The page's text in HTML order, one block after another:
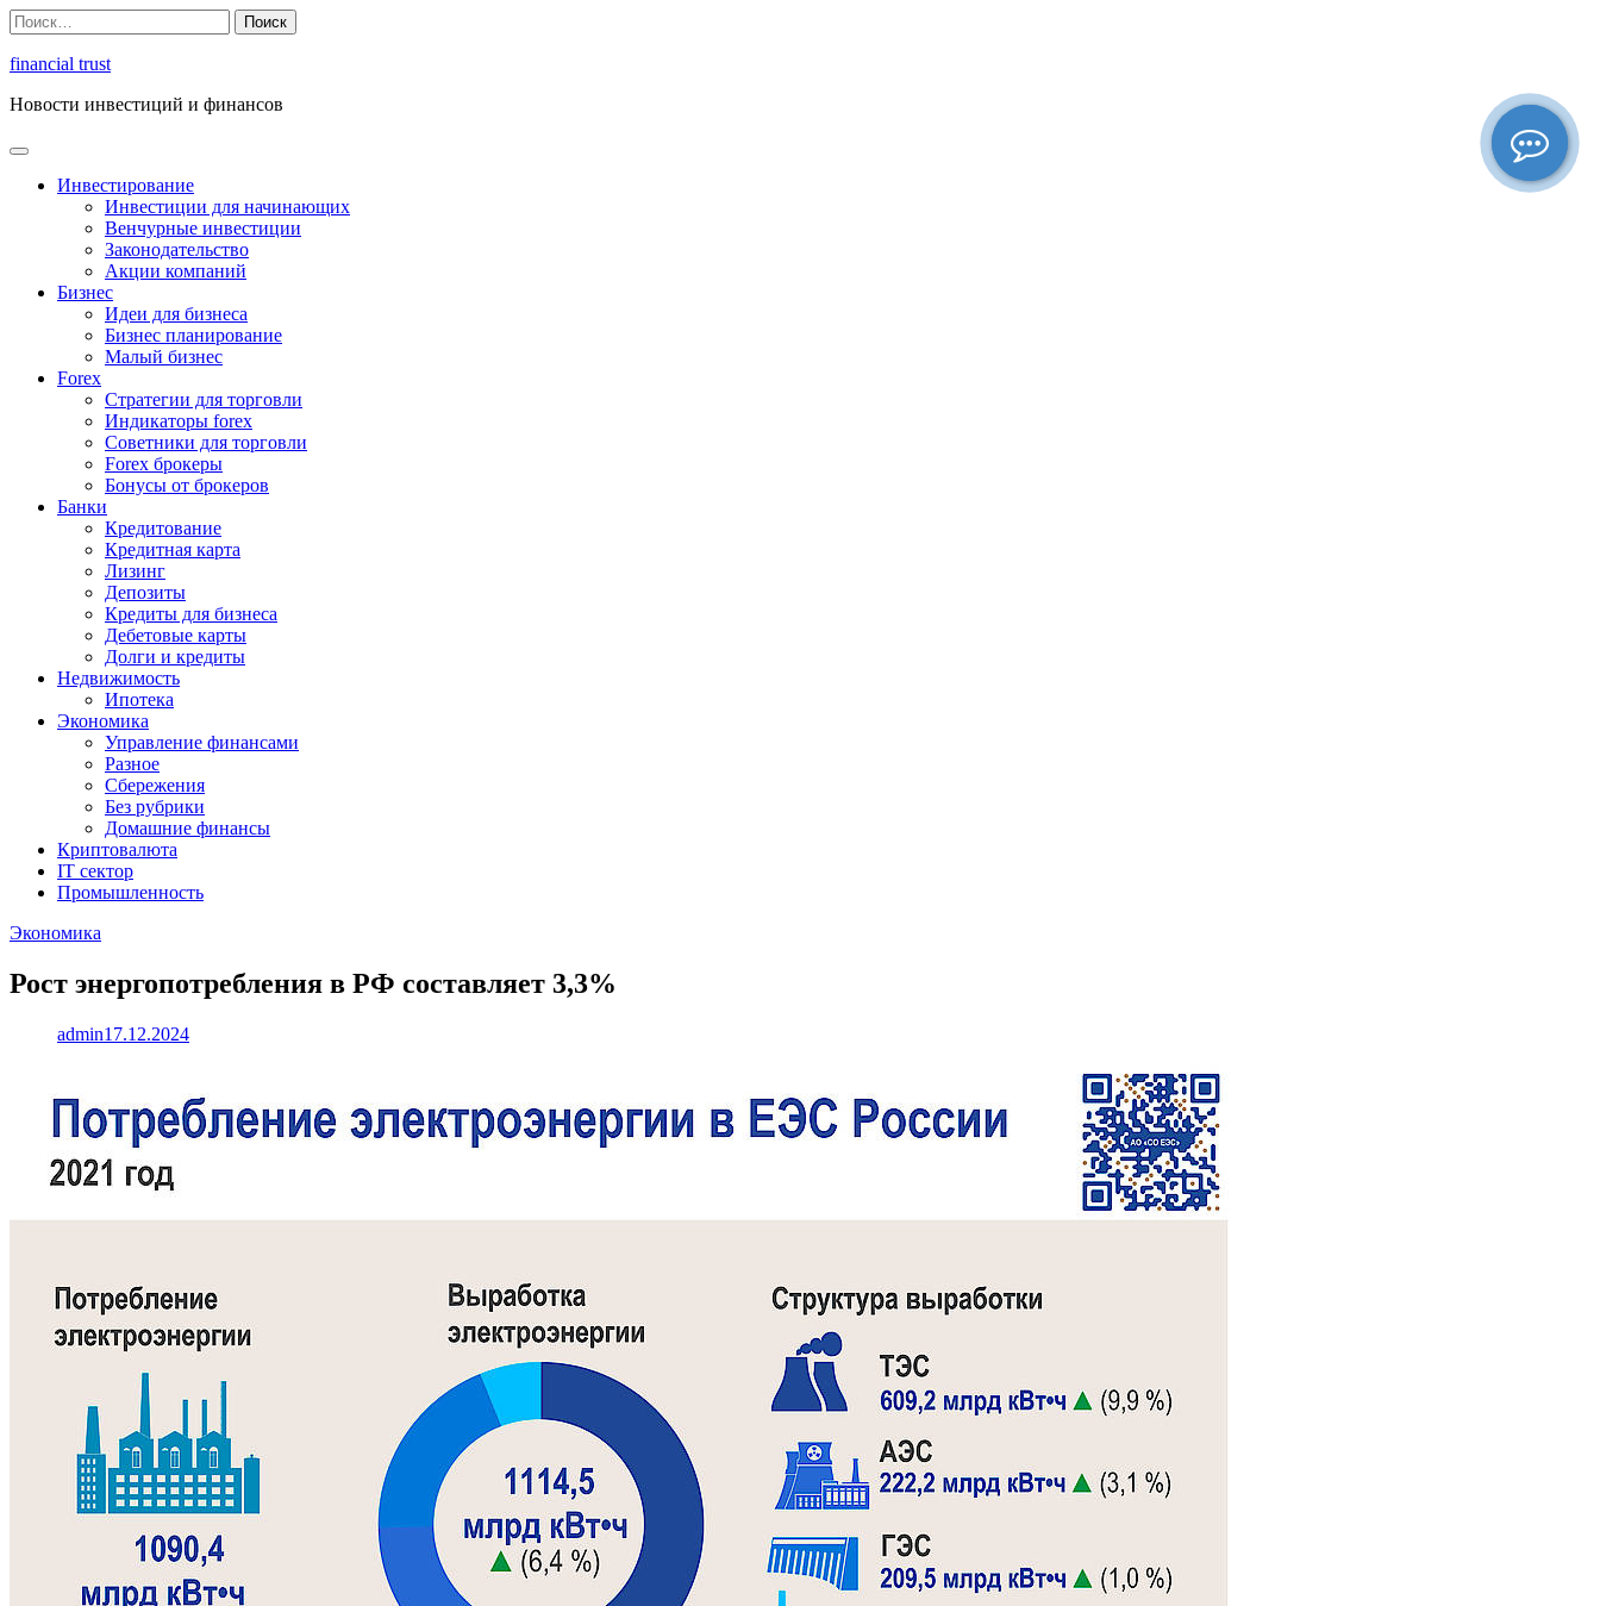
Перейти
к
содержимому
Найти:
financial trust
Новости инвестиций и финансов
Инвестирование
Инвестиции для начинающих
Венчурные инвестиции
Законодательство
Акции компаний
Бизнес
Идеи для бизнеса
Бизнес планирование
Малый бизнес
Forex
Стратегии для торговли
Индикаторы forex
Советники для торговли
Forex брокеры
Бонусы от брокеров
Банки
Кредитование
Кредитная карта
Лизинг
Депозиты
Кредиты для бизнеса
Дебетовые карты
Долги и кредиты
Недвижимость
Ипотека
Экономика
Управление финансами
Разное
Сбережения
Без рубрики
Домашние финансы
Криптовалюта
IT сектор
Промышленность
Экономика
Рост энергопотребления в РФ составляет 3,3%
admin17.12.2024